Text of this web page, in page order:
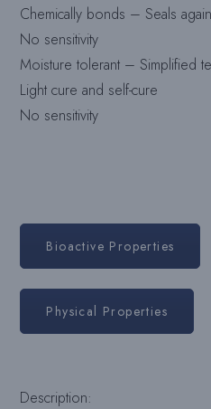
Chemically bonds – Seals
No sensitivity
Moisture tolerant – Simplified
Light cure and self-cure
No sensitivity
Bioactive Properties
Physical Properties
Description: